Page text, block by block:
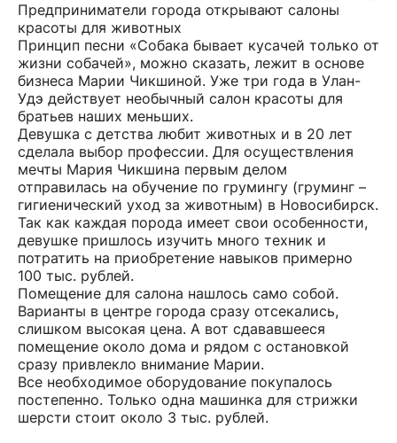
Предприниматели города открывают салоны
красоты для животных
Принцип песни «Собака бывает кусачей только от
жизни собачей», можно сказать, лежит в основе
бизнеса Марии Чикшиной. Уже три года в Улан-
Удэ действует необычный салон красоты для
братьев наших меньших.
Девушка с детства любит животных и в 20 лет
сделала выбор профессии. Для осуществления
мечты Мария Чикшина первым делом
отправилась на обучение по грумингу (груминг –
гигиенический уход за животным) в Новосибирск.
Так как каждая порода имеет свои особенности,
девушке пришлось изучить много техник и
потратить на приобретение навыков примерно
100 тыс. рублей.
Помещение для салона нашлось само собой.
Варианты в центре города сразу отсекались,
слишком высокая цена. А вот сдававшееся
помещение около дома и рядом с остановкой
сразу привлекло внимание Марии.
Все необходимое оборудование покупалось
постепенно. Только одна машинка для стрижки
шерсти стоит около 3 тыс. рублей.